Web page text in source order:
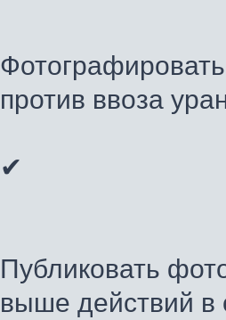
против ввоза
✔
Публиковать
выше действий в